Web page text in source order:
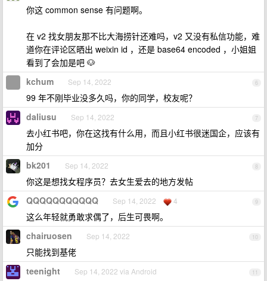
你这 common sense 有问题啊。
在 v2 找女朋友那不比大海捞针还难吗，v2 又没有私信功能，难
道你在评论区晒出 weixin id ，还是 base64 encoded ，小姐姐
看到了会加是吧 🐶️
6
kchum Sep 14, 2022
99 年不刚毕业没多久吗，你的同学，校友呢？
7
daliusu Sep 14, 2022
去小红书吧，你在这找有什么用，而且小红书很迷国企，应该有
加分
8
bk201 Sep 14, 2022
你这是想找女程序员？去女生爱去的地方发帖
9
QQQQQQQQQQQ Sep 14, 2022 4
这么年轻就勇敢求偶了，后生可畏啊。
10
chairuosen Sep 14, 2022
只能找到基佬
11
teenight Sep 14, 2022 via Android